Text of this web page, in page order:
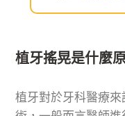
植牙搖晃是什麼
植牙對於牙科醫療